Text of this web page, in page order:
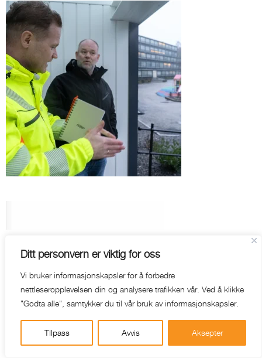
Ditt personvern er viktig for oss
Vi bruker informasjonskapsler for å forbedre
nettleseropplevelsen din og analysere trafikken vår. Ved å klikke
"Godta alle", samtykker du til vår bruk av informasjonskapsler.
TIlpass Avvis Aksepter
WEB-HOTEL AKTUELT